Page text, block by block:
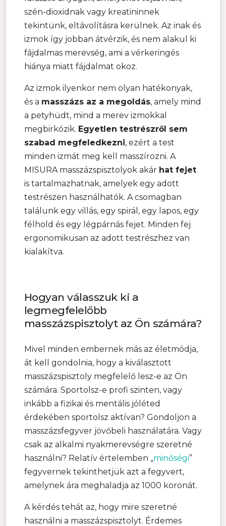
szén-dioxidnak vagy kreatininnek
tekintünk, eltávolításra kerülnek. Az inak és
izmok így jobban átvérzik, és nem alakul ki
fájdalmas merevség, ami a vérkeringés
hiánya miatt fájdalmat okoz.
Az izmok ilyenkor nem olyan hatékonyak,
és a masszázs az a megoldás, amely mind
a petyhüdt, mind a merev izmokkal
megbirkózik. Egyetlen testrészről sem
szabad megfeledkezni, ezért a test
minden izmát meg kell masszírozni. A
MISURA masszázspisztolyok akár hat fejet
is tartalmazhatnak, amelyek egy adott
testrészen használhatók. A csomagban
találunk egy villás, egy spirál, egy lapos, egy
félhold és egy légpárnás fejet. Minden fej
ergonomikusan az adott testrészhez van
kialakítva.
Hogyan válasszuk ki a
legmegfelelőbb
masszázspisztolyt az Ön számára?
Mivel minden embernek más az életmódja,
át kell gondolnia, hogy a kiválasztott
masszázspisztoly megfelelő lesz-e az Ön
számára. Sportolsz-e profi szinten, vagy
inkább a fizikai és mentális jóléted
érdekében sportolsz aktívan? Gondoljon a
masszázsfegyver jövőbeli használatára. Vagy
csak az alkalmi nyakmerevségre szeretné
használni? Relatív értelemben „minőségi”
fegyvernek tekinthetjük azt a fegyvert,
amelynek ára meghaladja az 1000 koronát.
A kérdés tehát az, hogy mire szeretné
használni a masszázspisztolyt. Érdemes